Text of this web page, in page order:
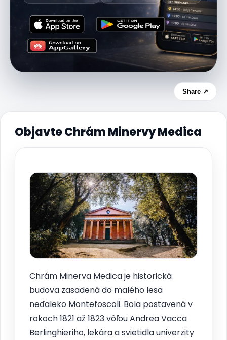
Share ↗
Objavte Chrám Minervy Medica
Chrám Minerva Medica je historická
budova zasadená do malého lesa
neďaleko Montefoscoli. Bola postavená v
rokoch 1821 až 1823 vôľou Andrea Vacca
Berlinghieriho, lekára a svietidla univerzity